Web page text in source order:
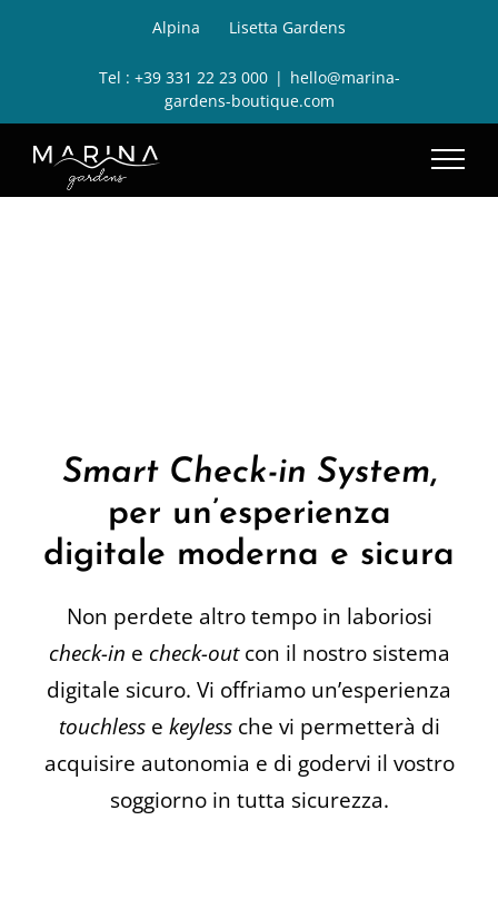
Alpina Lisetta Gardens
Tel : +39 331 22 23 000 | hello@marina-
gardens-boutique.com
Smart Check-in System,
per un’esperienza
digitale moderna e sicura
Non perdete altro tempo in laboriosi
check-in e check-outcon il nostro sistema
digitale sicuro. Vi offriamo un’esperienza
touchlesse keylessche vi permetterà di
acquisire autonomia e di godervi il vostro
soggiorno in tutta sicurezza.